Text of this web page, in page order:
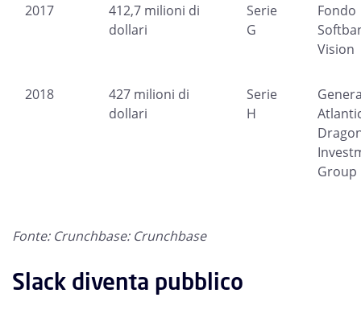
2017
412,7 milioni di
dollari
Serie
G
Fondo
Vision
2018
427 milioni di
dollari
Serie
H
Group
Fonte: Crunchbase: Crunchbase
Slack diventa pubblico